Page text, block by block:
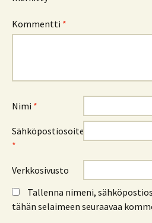
Kommentti *
Nimi *
Sähköpostiosoite
*
Verkkosivusto
Tallenna nimeni,
tähän selaimeen seuraavaa